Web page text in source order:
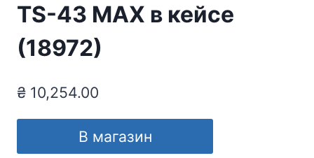
TS-43 MAX в кейсе
(18972)
₴ 10,254.00
В магазин